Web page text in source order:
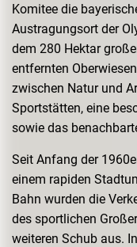
Komitee die
Austragungsort der
dem 280 Hektar
entfernten
zwischen Natur und
Sportstätten, eine
sowie das
Seit Anfang der
einem rapiden
Bahn wurden die
des sportlichen
weiteren Schub aus.